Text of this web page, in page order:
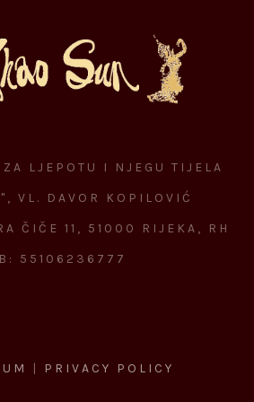
LJEPOTU I NJEGU TIJELA
VL. DAVOR KOPILOVIĆ
ČIČE 11, 51000 RIJEKA, RH
55106236777
| PRIVACY POLICY